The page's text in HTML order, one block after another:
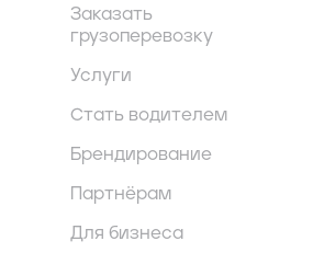
Заказать
грузоперевозку
Услуги
Стать водителем
Брендирование
Партнёрам
Для бизнеса